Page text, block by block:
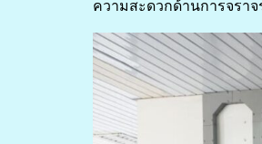
ความสะดวกด้านการจรา